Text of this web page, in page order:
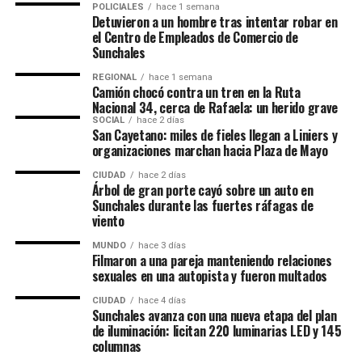
POLICIALES hace 1 semana
Detuvieron a un hombre tras intentar robar en
el Centro de Empleados de Comercio de
Sunchales
REGIONAL hace 1 semana
Camión chocó contra un tren en la Ruta
Nacional 34, cerca de Rafaela: un herido grave
SOCIAL hace 2 días
San Cayetano: miles de fieles llegan a Liniers y
organizaciones marchan hacia Plaza de Mayo
CIUDAD hace 2 días
Árbol de gran porte cayó sobre un auto en
Sunchales durante las fuertes ráfagas de
viento
MUNDO hace 3 días
Filmaron a una pareja manteniendo relaciones
sexuales en una autopista y fueron multados
CIUDAD hace 4 días
Sunchales avanza con una nueva etapa del plan
de iluminación: licitan 220 luminarias LED y 145
columnas